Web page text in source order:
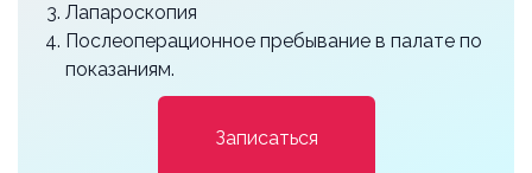
Лапароскопическая миомэктомия II
категории сложности
Лапароскопия
Послеоперационное пребывание в палате по
показаниям.
Записаться